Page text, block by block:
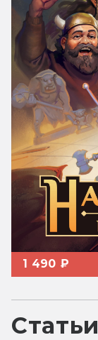
1 490 ₽
Статьи